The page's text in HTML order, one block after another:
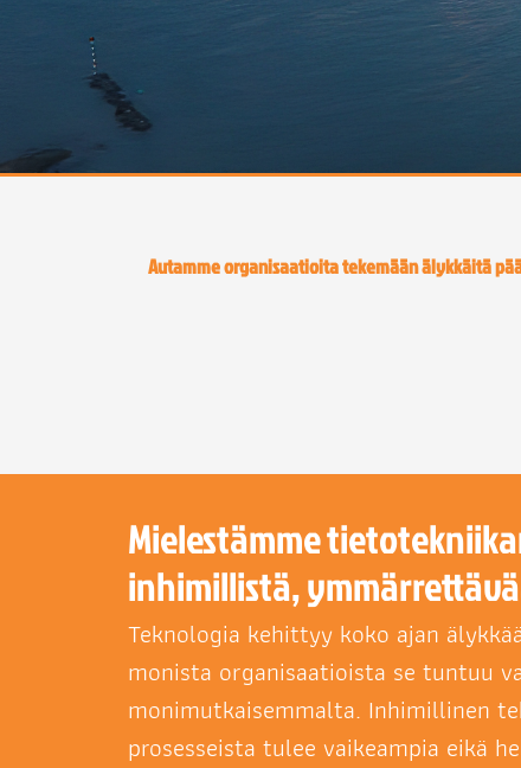
Autamme organisaatioita tekemään älykkäitä
Mielestämme
inhimillistä,
Teknologia kehittyy koko ajan
monista organisaatioista se tuntuu
monimutkaisemmalta. Inhimillinen
prosesseista tulee vaikeampia eikä